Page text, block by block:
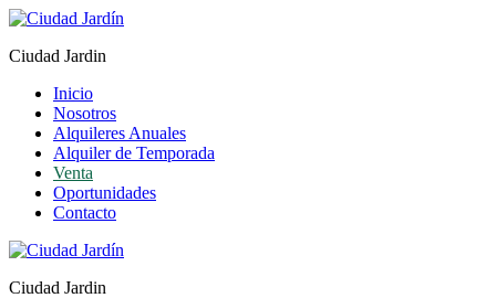
Ciudad Jardin
Inicio
Nosotros
Alquileres Anuales
Alquiler de Temporada
Venta
Oportunidades
Contacto
Ciudad Jardin